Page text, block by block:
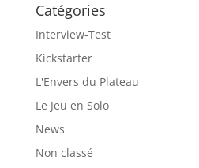
Catégories
Interview-Test
Kickstarter
L'Envers du Plateau
Le Jeu en Solo
News
Non classé